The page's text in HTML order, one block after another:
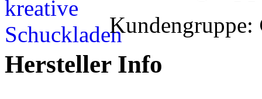
Kundengruppe:
Hersteller Info